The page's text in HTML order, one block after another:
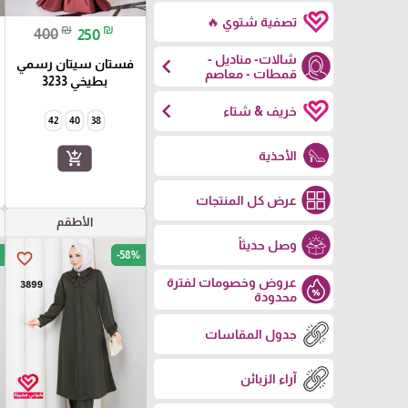
تصفية شتوي 🔥
شالات- مناديل -
قمطات - معاصم
chevron_left
خريف & شتاء chevron_left
الأحذية
عرض كل المنتجات
وصل حديثاً
عروض وخصومات لفترة
محدودة
جدول المقاسات
آراء الزبائن
400₪ 250 ₪
فستان سيتان رسمي
بطيخي 3233
38
40
42
add_shopping_cart
الأطقم
favorite_border -58%